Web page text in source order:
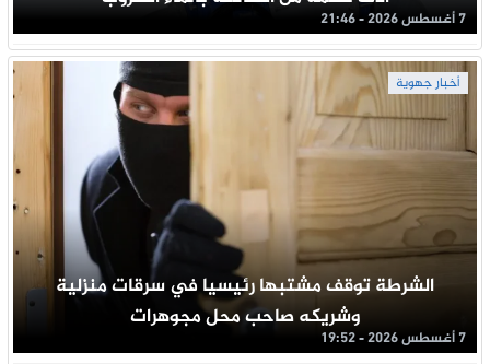
7 أغسطس 2026 - 21:46
أخبار جهوية
الشرطة توقف مشتبها رئيسيا في سرقات منزلية
وشريكه صاحب محل مجوهرات
7 أغسطس 2026 - 19:52